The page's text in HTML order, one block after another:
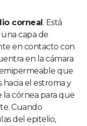
corneal. Está
capa de
en contacto con
en la cámara
que
el estroma y
córnea para que
Cuando
del epitelio,